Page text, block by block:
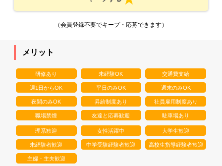
（会員登録不要でキープ・応募できます）
メリット
研修あり 未経験OK 交通費支給
週1日からOK 平日のみOK 週末のみOK
夜間のみOK 昇給制度あり 社員雇用制度あり
職場禁煙 友達と応募歓迎 駐車場あり
理系歓迎 女性活躍中 大学生歓迎
未経験者歓迎 中学受験経験者歓迎 高校生指導経験者歓迎
主婦・主夫歓迎